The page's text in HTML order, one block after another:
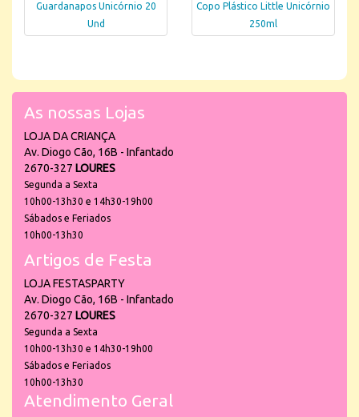
Guardanapos Unicórnio 20
Und
Copo Plástico Little Unicórnio
250ml
As nossas Lojas
LOJA DA CRIANÇA
Av. Diogo Cão, 16B - Infantado
2670-327 LOURES
Segunda a Sexta
10h00-13h30 e 14h30-19h00
Sábados e Feriados
10h00-13h30
Artigos de Festa
LOJA FESTASPARTY
Av. Diogo Cão, 16B - Infantado
2670-327 LOURES
Segunda a Sexta
10h00-13h30 e 14h30-19h00
Sábados e Feriados
10h00-13h30
Atendimento Geral